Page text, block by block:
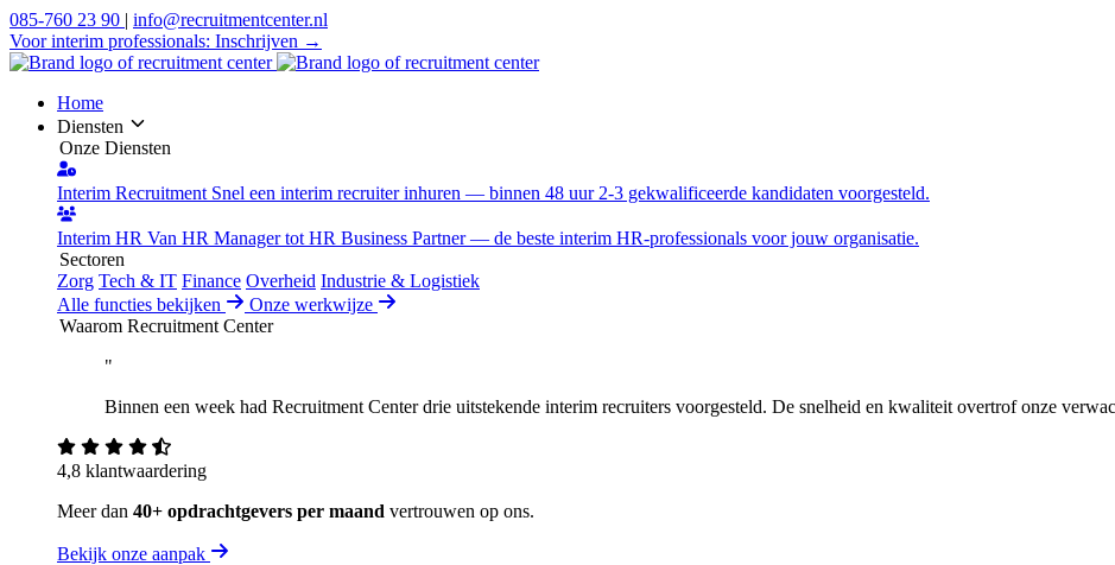
085-760 23 90 | info@recruitmentcenter.nl
Voor interim professionals: Inschrijven →
Home
Diensten
Onze Diensten
Interim Recruitment Snel een interim recruiter inhuren — binnen 48 uur 2-3 gekwalificeerde kandidaten voorgesteld.
Interim HR Van HR Manager tot HR Business Partner — de beste interim HR-professionals voor jouw organisatie.
Sectoren
Zorg Tech & IT Finance Overheid Industrie & Logistiek
Alle functies bekijken
Onze werkwijze
Waarom Recruitment Center
"
Binnen een week had Recruitment Center drie uitstekende interim recruiters voorgesteld. De snelheid en kwaliteit overtrof onze
4,8 klantwaardering
Meer dan 40+ opdrachtgevers per maand vertrouwen op ons.
Bekijk onze aanpak